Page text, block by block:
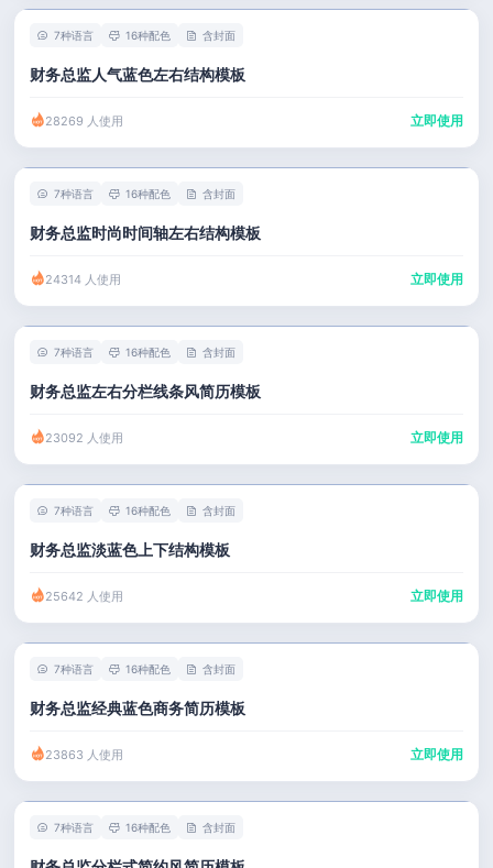
7种语言 16种配色 含封面
财务总监人气蓝色左右结构模板
28269 人使用 立即使用
7种语言 16种配色 含封面
财务总监时尚时间轴左右结构模板
24314 人使用 立即使用
7种语言 16种配色 含封面
财务总监左右分栏线条风简历模板
23092 人使用 立即使用
7种语言 16种配色 含封面
财务总监淡蓝色上下结构模板
25642 人使用 立即使用
7种语言 16种配色 含封面
财务总监经典蓝色商务简历模板
23863 人使用 立即使用
7种语言 16种配色 含封面